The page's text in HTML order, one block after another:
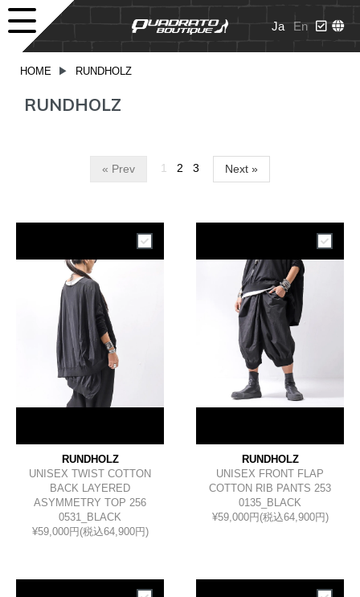
Ja En
HOME ▶ RUNDHOLZ
RUNDHOLZ
« Prev 1 2 3 Next »
RUNDHOLZ
UNISEX TWIST COTTON
BACK LAYERED
ASYMMETRY TOP 256
0531_BLACK
¥59,000円(税込64,900円)
RUNDHOLZ
UNISEX FRONT FLAP
COTTON RIB PANTS 253
0135_BLACK
¥59,000円(税込64,900円)